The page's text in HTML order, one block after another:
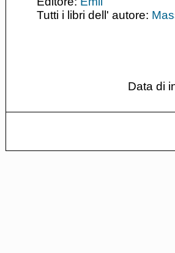
Tutti i libri dell' autore:
Data di